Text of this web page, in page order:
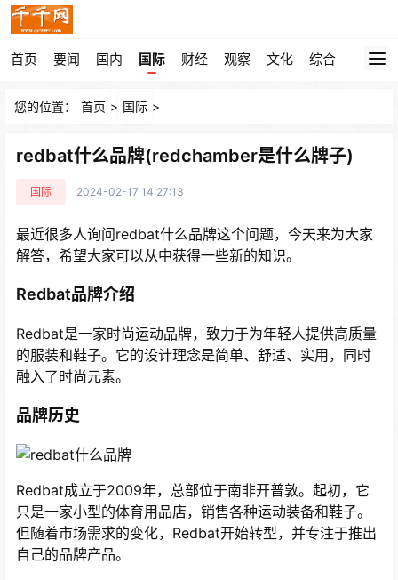
首页 要闻 国内 国际 财经 观察 文化 综合
您的位置： 首页 > 国际 >
redbat什么品牌(redchamber是什么牌子)
国际 2024-02-17 14:27:13
最近很多人询问redbat什么品牌这个问题，今天来为大家
解答，希望大家可以从中获得一些新的知识。
Redbat品牌介绍
Redbat是一家时尚运动品牌，致力于为年轻人提供高质量
的服装和鞋子。它的设计理念是简单、舒适、实用，同时
融入了时尚元素。
品牌历史
Redbat成立于2009年，总部位于南非开普敦。起初，它
只是一家小型的体育用品店，销售各种运动装备和鞋子。
但随着市场需求的变化，Redbat开始转型，并专注于推出
自己的品牌产品。